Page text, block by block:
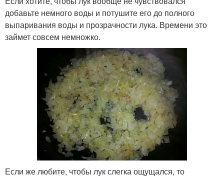
добавьте немного воды и потушите его до полного
выпаривания воды и прозрачности лука. Времени это
займет совсем немножко.
Если же любите, чтобы лук слегка ощущался, то